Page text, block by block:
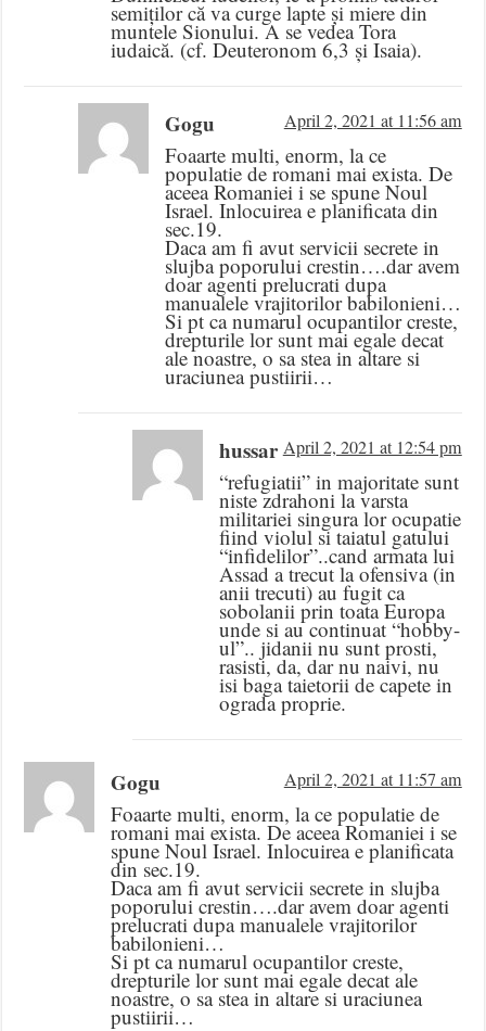
semiților că va curge lapte și miere din
muntele Sionului. A se vedea Tora
iudaică. (cf. Deuteronom 6,3 și Isaia).
Gogu April 2, 2021 at 11:56 am
Foaarte multi, enorm, la ce
populatie de romani mai exista. De
aceea Romaniei i se spune Noul
Israel. Inlocuirea e planificata din
sec.19.
Daca am fi avut servicii secrete in
slujba poporului crestin….dar avem
doar agenti prelucrati dupa
manualele vrajitorilor babilonieni…
Si pt ca numarul ocupantilor creste,
drepturile lor sunt mai egale decat
ale noastre, o sa stea in altare si
uraciunea pustiirii…
hussar April 2, 2021 at 12:54 pm
“refugiatii” in majoritate sunt
niste zdrahoni la varsta
militariei singura lor ocupatie
fiind violul si taiatul gatului
“infidelilor”..cand armata lui
Assad a trecut la ofensiva (in
anii trecuti) au fugit ca
sobolanii prin toata Europa
unde si au continuat “hobby-
ul”.. jidanii nu sunt prosti,
rasisti, da, dar nu naivi, nu
isi baga taietorii de capete in
ograda proprie.
Gogu April 2, 2021 at 11:57 am
Foaarte multi, enorm, la ce populatie de
romani mai exista. De aceea Romaniei i se
spune Noul Israel. Inlocuirea e planificata
din sec.19.
Daca am fi avut servicii secrete in slujba
poporului crestin….dar avem doar agenti
prelucrati dupa manualele vrajitorilor
babilonieni…
Si pt ca numarul ocupantilor creste,
drepturile lor sunt mai egale decat ale
noastre, o sa stea in altare si uraciunea
pustiirii…